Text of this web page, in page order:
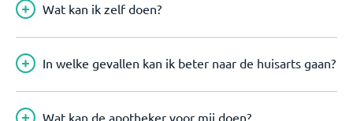
Wat kan ik zelf doen?
In welke gevallen kan ik beter naar de huisarts gaan?
Wat kan de apotheker voor mij doen?